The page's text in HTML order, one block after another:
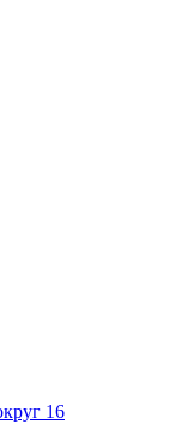
16